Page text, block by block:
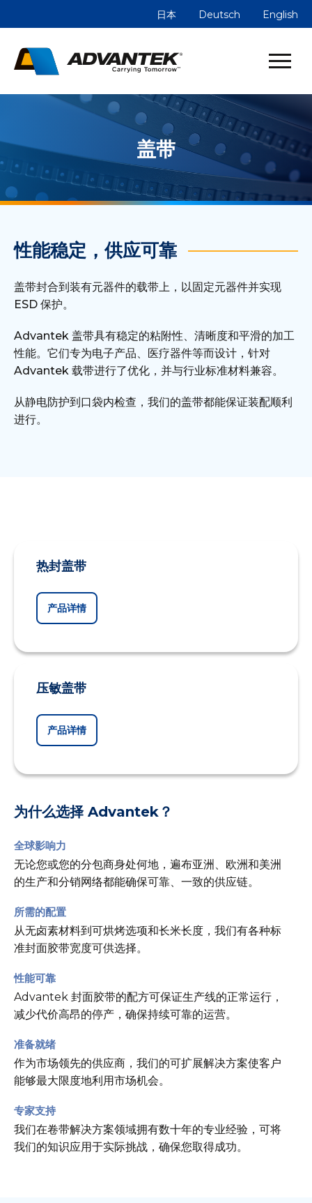
日本 Deutsch English
盖带
性能稳定，供应可靠
盖带封合到装有元器件的载带上，以固定元器件并实现
ESD 保护。
Advantek 盖带具有稳定的粘附性、清晰度和平滑的加工
性能。它们专为电子产品、医疗器件等而设计，针对
Advantek 载带进行了优化，并与行业标准材料兼容。
从静电防护到口袋内检查，我们的盖带都能保证装配顺利
进行。
热封盖带
产品详情
压敏盖带
产品详情
为什么选择 Advantek？
全球影响力
无论您或您的分包商身处何地，遍布亚洲、欧洲和美洲
的生产和分销网络都能确保可靠、一致的供应链。
所需的配置
从无卤素材料到可烘烤选项和长米长度，我们有各种标
准封面胶带宽度可供选择。
性能可靠
Advantek 封面胶带的配方可保证生产线的正常运行，
减少代价高昂的停产，确保持续可靠的运营。
准备就绪
作为市场领先的供应商，我们的可扩展解决方案使客户
能够最大限度地利用市场机会。
专家支持
我们在卷带解决方案领域拥有数十年的专业经验，可将
我们的知识应用于实际挑战，确保您取得成功。